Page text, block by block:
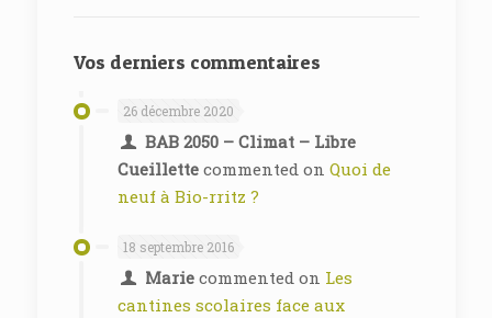
Vos derniers commentaires
26 décembre 2020
BAB 2050 – Climat – Libre
Cueillettecommented on Quoi de
neuf à Bio-rritz ?
18 septembre 2016
Mariecommented on Les
cantines scolaires face aux